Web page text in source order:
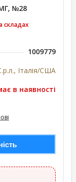
№28
складах
1009779
Італія/США
в наявності